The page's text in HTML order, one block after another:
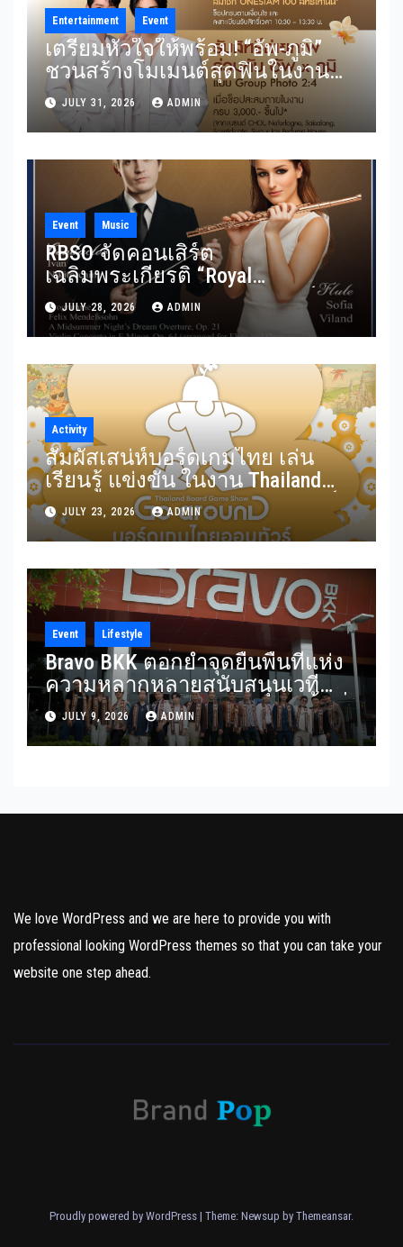
Entertainment Event
เตรียมหัวใจให้พร้อม! “อัพ-ภูมิ”
ชวนสร้างโมเมนต์สุดฟินในงาน
“THE SCENT OF SIAM” ลุ้น Group
Shot แบบใกล้ชิด 5 สิงหาคมนี้
JULY 31, 2026 ADMIN
Event Music
RBSO จัดคอนเสิร์ต
เฉลิมพระเกียรติ “Royal
Benevolence” รวมบทประพันธ์
อมตะจาก Mendelssohn และ
Rimsky-Korsakov 31 กรกฎาคมนี้
JULY 28, 2026 ADMIN
Activity
สัมผัสเสน่ห์บอร์ดเกมไทย เล่น
เรียนรู้ แข่งขัน ในงาน Thailand
Board Game Show Go arounD บอร์ด
เกมไทยออนทัวร์ วันที่ 24-26
กรกฎาคม 2569 ณ ICS Lifestyle
Complex
JULY 23, 2026 ADMIN
Event Lifestyle
Bravo BKK ตอกย้ำจุดยืนพื้นที่แห่ง
ความหลากหลายสนับสนุนเวที
Mister Gay Thailand 2026 เปิดพื้นที่
ส่งต่อแรงบันดาลใจและความเท่า
เทียมสู่สังคม
JULY 9, 2026 ADMIN
We love WordPress and we are here to provide you with
professional looking WordPress themes so that you can take your
website one step ahead.
Proudly powered by WordPress | Theme: Newsup by Themeansar.